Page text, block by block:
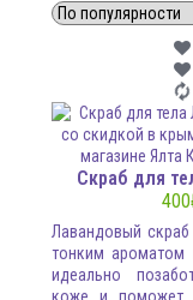
роз. Большое
средств по
Скраб для
400
Лавандовый
тонким ароматом
идеально